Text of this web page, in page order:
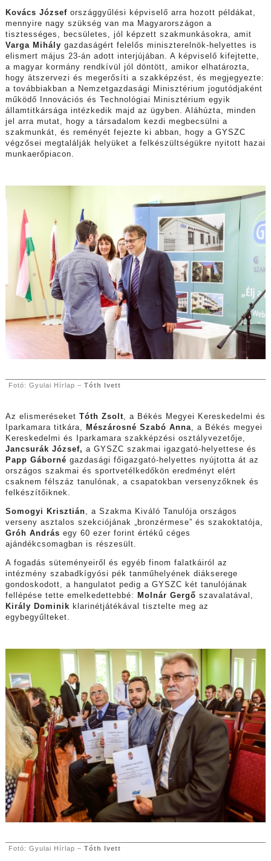
Kovács Józsefországgyűlési képviselő arra hozott példákat,
mennyire nagy szükség van ma Magyarországon a
tisztességes, becsületes, jól képzett szakmunkásokra, amit
Varga Mihály gazdaságért felelős miniszterelnök-helyettes is
elismert május 23-án adott interjújában. A képviselő kifejtette,
a magyar kormány rendkívül jól döntött, amikor elhatározta,
hogy átszervezi és megerősíti a szakképzést, és megjegyezte:
a továbbiakban a Nemzetgazdasági Minisztérium jogutódjaként
működő Innovációs és Technológiai Minisztérium egyik
államtitkársága intézkedik majd az ügyben. Aláhúzta, minden
jel arra mutat, hogy a társadalom kezdi megbecsülni a
szakmunkát, és reményét fejezte ki abban, hogy a GYSZC
végzősei megtalálják helyüket a felkészültségükre nyitott hazai
munkaerőpiacon.
Fotó: Gyulai Hírlap – Tóth Ivett
Az elismeréseket Tóth Zsolt, a Békés Megyei Kereskedelmi és
Iparkamara titkára,
Mészárosné Szabó Anna, a Békés megyei
Kereskedelmi és Iparkamara szakképzési osztályvezetője,
Jancsurák József, a GYSZC szakmai igazgató-helyettese és
Papp Gáborné gazdasági főigazgató-helyettes nyújtotta át az
országos szakmai és sportvetélkedőkön eredményt elért
csaknem félszáz tanulónak, a csapatokban versenyzőknek és
felkészítőiknek.
Somogyi Krisztián, a Szakma Kiváló Tanulója országos
verseny asztalos szekciójának „bronzérmese” és szakoktatója,
Gróh András egy 60 ezer forint értékű céges
ajándékcsomagban is részesült.
A fogadás süteményeiről és egyéb finom falatkáiról az
intézmény szabadkígyósi pék tanműhelyének diákserege
gondoskodott, a hangulatot pedig a GYSZC két tanulójának
fellépése tette emelkedettebbé:
Molnár Gergő szavalatával,
Király Dominik klarinétjátékával tisztelte meg az
egybegyűlteket.
Fotó: Gyulai Hírlap – Tóth Ivett